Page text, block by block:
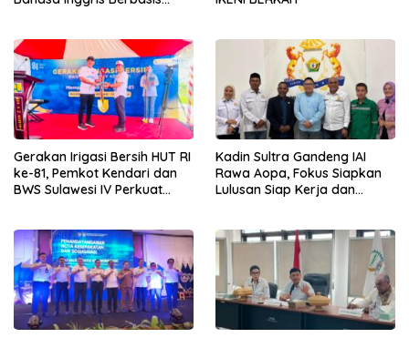
Gerakan Irigasi Bersih HUT RI
ke-81, Pemkot Kendari dan
BWS Sulawesi IV Perkuat
Kadin Sultra Gandeng IAI
Rawa Aopa, Fokus Siapkan
Lulusan Siap Kerja dan